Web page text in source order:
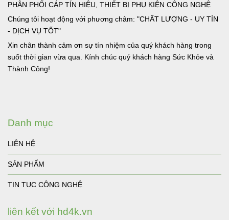
PHÂN PHỐI CÁP TÍN HIỆU, THIẾT BỊ PHỤ KIỆN CÔNG NGHỆ
Chúng tôi hoạt động với phương châm: "CHẤT LƯỢNG - UY TÍN
- DỊCH VỤ TỐT"
Xin chân thành cảm ơn sự tín nhiệm của quý khách hàng trong
suốt thời gian vừa qua. Kính chúc quý khách hàng Sức Khỏe và
Thành Công!
Danh mục
LIÊN HỆ
SẢN PHẨM
TIN TUC CÔNG NGHỆ
liên kết với hd4k.vn